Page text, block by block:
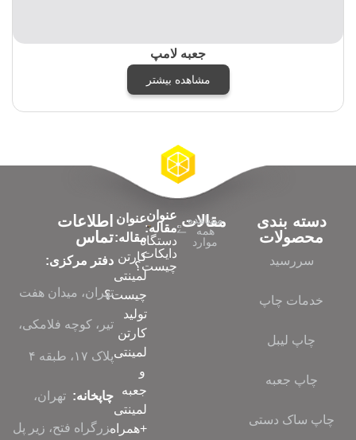
جعبه لامپ
مشاهده بیشتر
دسته بندی
محصولات
سررسید
خدمات چاپ
چاپ لیبل
چاپ جعبه
چاپ ساک دستی
مقالات
مشاهده
همه
موارد
عنوان
مقاله:
دستگاه
دایکات
چیست؟
عنوان
مقاله:
کارتن
لمینتی
چیست؟
تولید
کارتن
لمینتی
و
جعبه
لمینتی
+همراه
اطلاعات
تماس
دفتر مرکزی:
تهران، میدان هفت
تیر، کوچه فلامکی،
پلاک ۱۷، طبقه ۴
چاپخانه: تهران،
بزرگراه فتح، زیر پل